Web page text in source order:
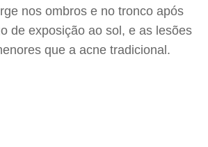
nos ombros e no tronco após
de exposição ao sol, e as lesões
que a acne tradicional.